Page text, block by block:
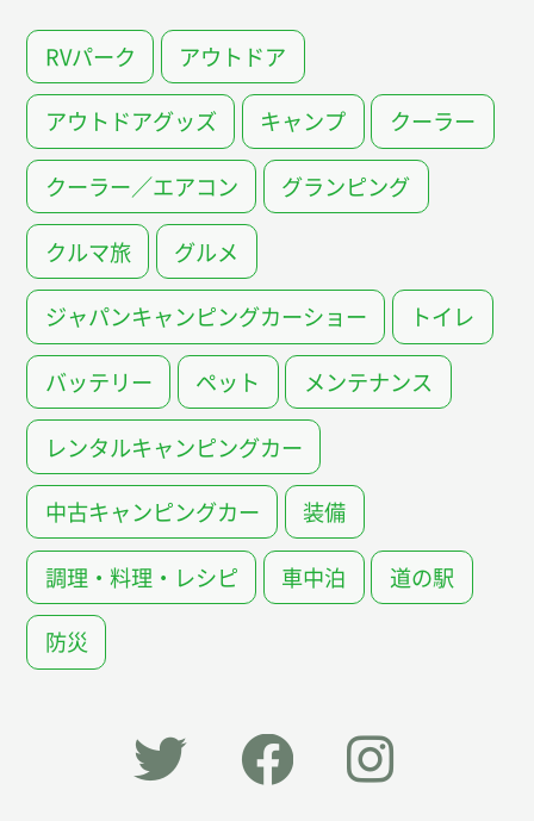
RVパーク アウトドア
アウトドアグッズ キャンプ クーラー
クーラー／エアコン グランピング
クルマ旅 グルメ
ジャパンキャンピングカーショー トイレ
バッテリー ペット メンテナンス
レンタルキャンピングカー
中古キャンピングカー 装備
調理・料理・レシピ 車中泊 道の駅
防災